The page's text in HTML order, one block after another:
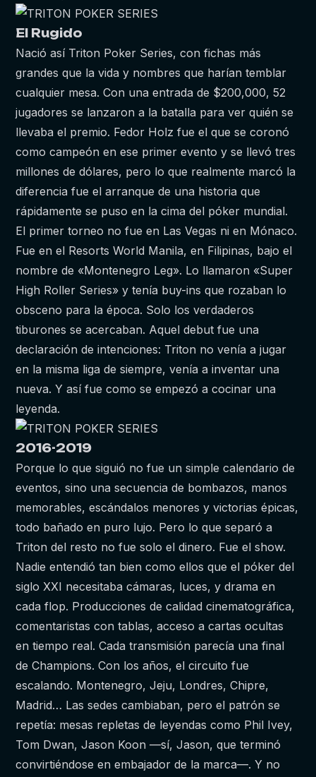
El Rugido
Nació así Triton Poker Series, con fichas más
grandes que la vida y nombres que harían temblar
cualquier mesa. Con una entrada de $200,000, 52
jugadores se lanzaron a la batalla para ver quién se
llevaba el premio. Fedor Holz fue el que se coronó
como campeón en ese primer evento y se llevó tres
millones de dólares, pero lo que realmente marcó la
diferencia fue el arranque de una historia que
rápidamente se puso en la cima del póker mundial.
El primer torneo no fue en Las Vegas ni en Mónaco.
Fue en el Resorts World Manila, en Filipinas, bajo el
nombre de «Montenegro Leg». Lo llamaron «Super
High Roller Series» y tenía buy-ins que rozaban lo
obsceno para la época. Solo los verdaderos
tiburones se acercaban. Aquel debut fue una
declaración de intenciones: Triton no venía a jugar
en la misma liga de siempre, venía a inventar una
nueva. Y así fue como se empezó a cocinar una
leyenda.
2016-2019
Porque lo que siguió no fue un simple calendario de
eventos, sino una secuencia de bombazos, manos
memorables, escándalos menores y victorias épicas,
todo bañado en puro lujo. Pero lo que separó a
Triton del resto no fue solo el dinero. Fue el show.
Nadie entendió tan bien como ellos que el póker del
siglo XXI necesitaba cámaras, luces, y drama en
cada flop. Producciones de calidad cinematográfica,
comentaristas con tablas, acceso a cartas ocultas
en tiempo real. Cada transmisión parecía una final
de Champions. Con los años, el circuito fue
escalando. Montenegro, Jeju, Londres, Chipre,
Madrid… Las sedes cambiaban, pero el patrón se
repetía: mesas repletas de leyendas como Phil Ivey,
Tom Dwan, Jason Koon —sí, Jason, que terminó
convirtiéndose en embajador de la marca—. Y no